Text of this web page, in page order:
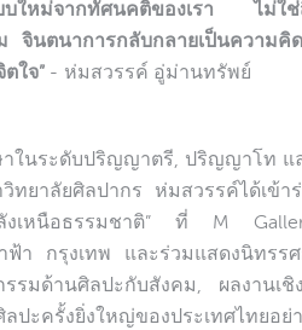
บใหม่จากทัศนคติของเรา ไม่ใช่
จินตนาการกลับกลายเป็นความ
ใจ” - ห่มสวรรค์ อู่ม่านทรัพย์
ในระดับปริญญาตรี, ปริญญาโท
ยาลัยศิลปากร ห่มสวรรค์ได้เข้า
ลังเหนือธรรมชาติ” ที่ M
า กรุงเทพ และร่วมแสดงนิทร
รรมด้านศิลปะกับสังคม, ผลงานเ
ลศิลปะครั้งยิ่งใหญ่ของประเทศ